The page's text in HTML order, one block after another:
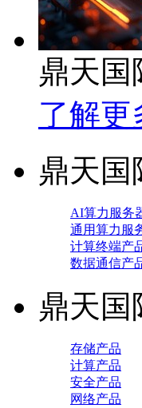
鼎天国
了解更
鼎天国
AI算力服务
通用算力服
计算终端产
数据通信产
鼎天国
存储产品
计算产品
安全产品
网络产品